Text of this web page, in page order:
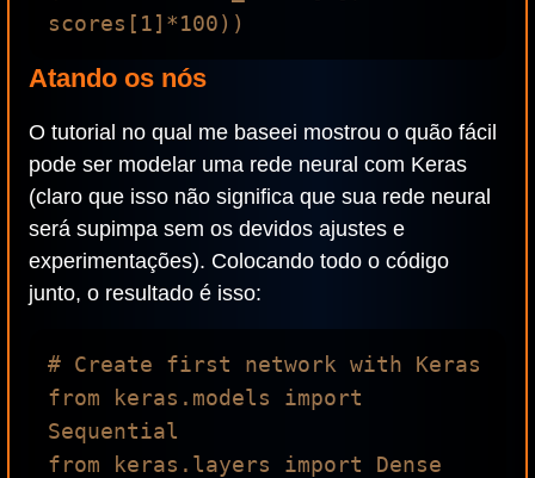
Atando os nós
O tutorial no qual me baseei mostrou o quão fácil
pode ser modelar uma rede neural com Keras
(claro que isso não significa que sua rede neural
será supimpa sem os devidos ajustes e
experimentações). Colocando todo o código
junto, o resultado é isso:
# Create first network with Keras
from keras.models import
Sequential
from keras.layers import Dense